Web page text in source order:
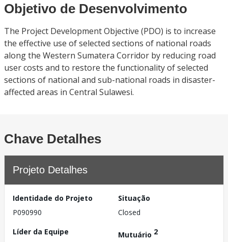
Objetivo de Desenvolvimento
The Project Development Objective (PDO) is to increase
the effective use of selected sections of national roads
along the Western Sumatera Corridor by reducing road
user costs and to restore the functionality of selected
sections of national and sub-national roads in disaster-
affected areas in Central Sulawesi.
Chave Detalhes
Projeto Detalhes
Identidade do Projeto
P090990
Situação
Closed
Líder da Equipe
Mutuário 2